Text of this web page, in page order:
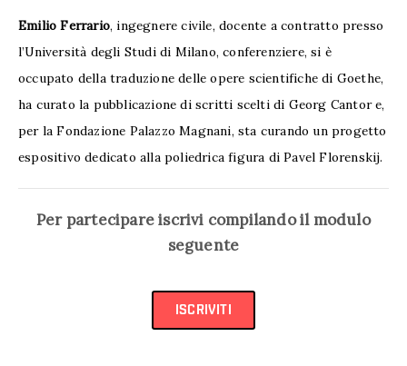
Emilio Ferrario, ingegnere civile, docente a contratto presso
l’Università degli Studi di Milano, conferenziere, si è
occupato della traduzione delle opere scientifiche di Goethe,
ha curato la pubblicazione di scritti scelti di Georg Cantor e,
per la Fondazione Palazzo Magnani, sta curando un progetto
espositivo dedicato alla poliedrica figura di Pavel Florenskij.
Per partecipare iscrivi compilando il modulo
seguente
ISCRIVITI